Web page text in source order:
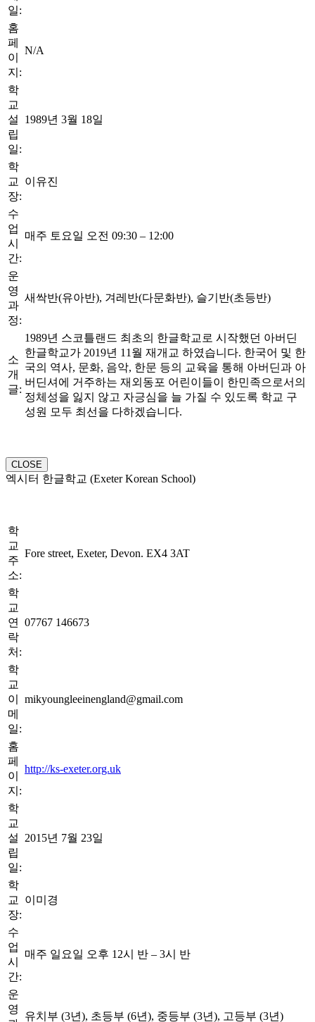
일:
홈
페
이
지:
N/A
학
교
설
립
일:
1989년 3월 18일
학
교
장:
이유진
수
업
시
간:
매주 토요일 오전 09:30 – 12:00
운
영
과
정:
새싹반(유아반), 겨레반(다문화반), 슬기반(초등반)
소
개
글:
1989년 스코틀랜드 최초의 한글학교로 시작했던 아버딘
한글학교가 2019년 11월 재개교 하였습니다. 한국어 및 한
국의 역사, 문화, 음악, 한문 등의 교육을 통해 아버딘과 아
버딘셔에 거주하는 재외동포 어린이들이 한민족으로서의
정체성을 잃지 않고 자긍심을 늘 가질 수 있도록 학교 구
성원 모두 최선을 다하겠습니다.
CLOSE
엑시터 한글학교 (Exeter Korean School)
학
교
주
소:
Fore street, Exeter, Devon. EX4 3AT
학
교
연
락
처:
07767 146673
학
교
이
메
일:
mikyoungleeinengland@gmail.com
홈
페
이
지:
http://ks-exeter.org.uk
학
교
설
립
일:
2015년 7월 23일
학
교
장:
이미경
수
업
시
간:
매주 일요일 오후 12시 반 – 3시 반
운
영
유치부 (3년), 초등부 (6년), 중등부 (3년), 고등부 (3년)